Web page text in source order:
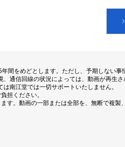
間をめどとします。ただし、予期しない
通信回線の状況によっては、動画が再生さ
南江堂では一切サポートいたしません。
担ください。
す。動画の一部または全部を、無断で複